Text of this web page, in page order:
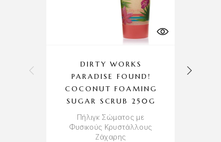
DIRTY WORKS
PARADISE FOUND!
COCONUT FOAMING
SUGAR SCRUB 250G
Πήλιγκ Σώματος με
Φυσικούς Κρυστάλλους
Ζάχαρης